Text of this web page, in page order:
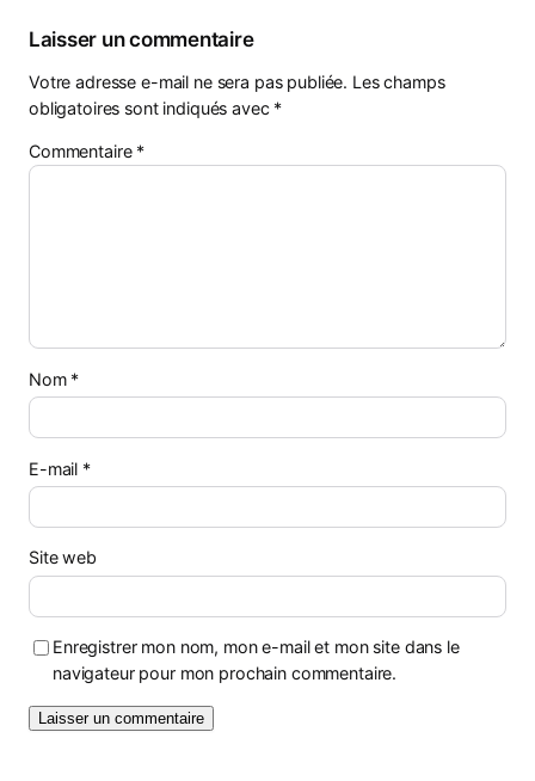
Laisser un commentaire
Votre adresse e-mail ne sera pas publiée. Les champs
obligatoires sont indiqués avec *
Commentaire *
Nom *
E-mail *
Site web
Enregistrer mon nom, mon e-mail et mon site dans le
navigateur pour mon prochain commentaire.